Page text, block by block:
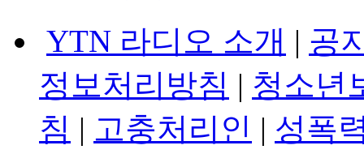
YTN 라디오 소개 | 공
정보처리방침 | 청소년
침 | 고충처리인 | 성폭